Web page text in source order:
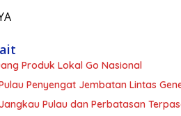
Produk Lokal Go Nasional
Penyengat Jembatan Lintas
Pulau dan Perbatasan